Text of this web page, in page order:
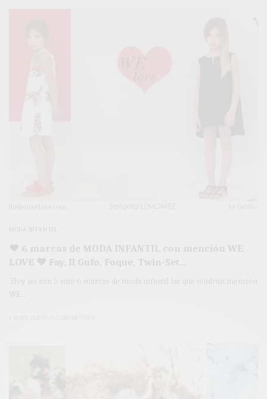
MODA INFANTIL
♥ 6 marcas de MODA INFANTIL con mención WE
LOVE ♥ Fay, Il Gufo, Foque, Twin-Set…
Hoy no son 5 sino 6 marcas de moda infantil las que tendrán mención
WE…